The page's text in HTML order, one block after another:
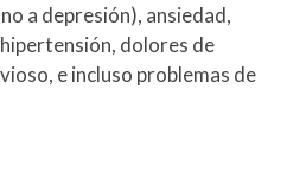
a depresión), ansiedad,
dolores de
e incluso problemas de